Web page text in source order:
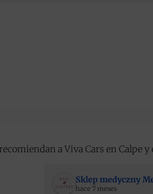
a Viva Cars en Calpe
hace 7 meses